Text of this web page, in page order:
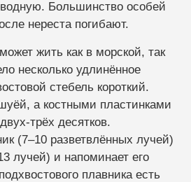
Большинство особей
нереста погибают.
жить как в морской, так
несколько удлинённое
стебель короткий.
а костными пластинками
трёх десятков.
(7–10 разветвлённых лучей)
лучей) и напоминает его
плавника есть